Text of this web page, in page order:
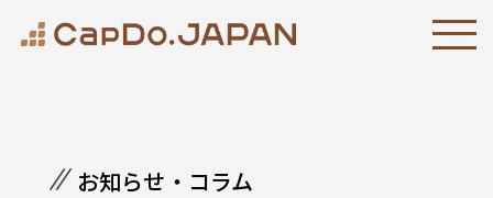
お知らせ・コラム